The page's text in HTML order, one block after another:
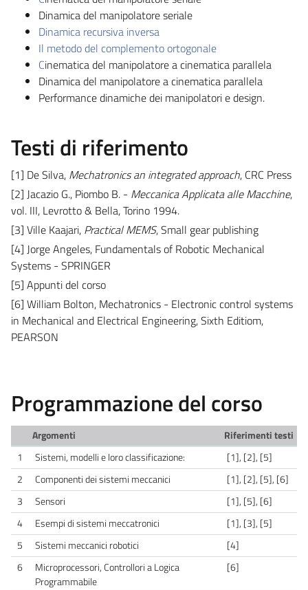
Dinamica del manipolatore seriale
Dinamica recursiva inversa
Il metodo del complemento ortogonale
Cinematica del manipolatore a cinematica parallela
Dinamica del manipolatore a cinematica parallela
Performance dinamiche dei manipolatori e design.
Testi di riferimento
[1] De Silva, Mechatronics an integrated approach, CRC Press
[2] Jacazio G., Piombo B. - Meccanica Applicata alle Macchine,
vol. III, Levrotto & Bella, Torino 1994.
[3] Ville Kaajari, Practical MEMS, Small gear publishing
[4] Jorge Angeles, Fundamentals of Robotic Mechanical
Systems - SPRINGER
[5] Appunti del corso
[6] William Bolton, Mechatronics - Electronic control systems
in Mechanical and Electrical Engineering, Sixth Editiom,
PEARSON
Programmazione del corso
Argomenti
Riferimenti testi
1
Sistemi, modelli e loro classificazione:
[1], [2], [5]
2
Componenti dei sistemi meccanici
[1], [2], [5], [6]
3
Sensori
[1], [5], [6]
4
Esempi di sistemi meccatronici
[1], [3], [5]
5
Sistemi meccanici robotici
[4]
6
Microprocessori, Controllori a Logica
Programmabile
[6]